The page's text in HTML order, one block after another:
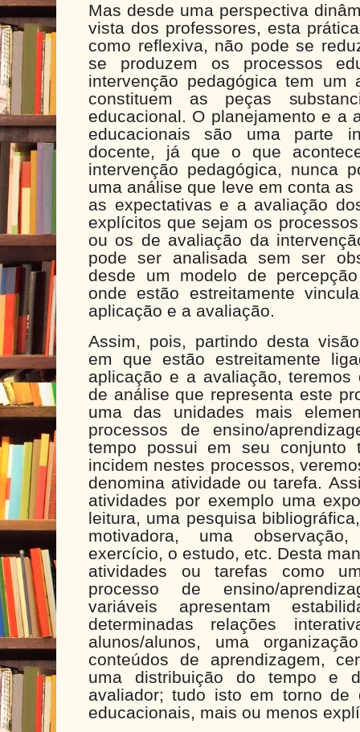
Mas desde uma perspectiva
vista dos professores, esta
como reflexiva, não pode se
se produzem os processos
intervenção pedagógica tem
constituem as peças
educacional. O planejamento e a
educacionais são uma parte
docente, já que o que
intervenção pedagógica, nunca
uma análise que leve em conta
as expectativas e a avaliação
explícitos que sejam os
ou os de avaliação da
pode ser analisada sem ser
desde um modelo de
onde estão estreitamente
aplicação e a avaliação.
Assim, pois, partindo desta
em que estão estreitamente
aplicação e a avaliação,
de análise que representa este
uma das unidades mais
processos de ensino/
tempo possui em seu conjunto
incidem nestes processos,
denomina atividade ou tarefa.
atividades por exemplo uma
leitura, uma pesquisa
motivadora, uma
exercício, o estudo, etc. Desta
atividades ou tarefas como
processo de ensino/
variáveis apresentam
determinadas relações
alunos/alunos, uma
conteúdos de aprendizagem,
uma distribuição do tempo e
avaliador; tudo isto em torno de
educacionais, mais ou menos